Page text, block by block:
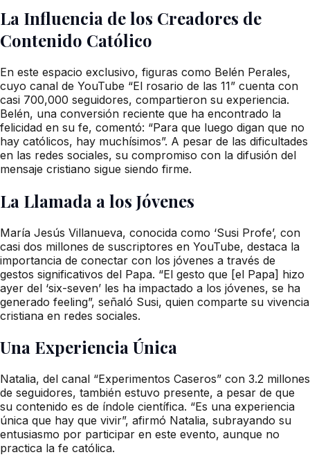
La Influencia de los Creadores de
Contenido Católico
En este espacio exclusivo, figuras como Belén Perales,
cuyo canal de YouTube “El rosario de las 11” cuenta con
casi 700,000 seguidores, compartieron su experiencia.
Belén, una conversión reciente que ha encontrado la
felicidad en su fe, comentó: “Para que luego digan que no
hay católicos, hay muchísimos”. A pesar de las dificultades
en las redes sociales, su compromiso con la difusión del
mensaje cristiano sigue siendo firme.
La Llamada a los Jóvenes
María Jesús Villanueva, conocida como ‘Susi Profe’, con
casi dos millones de suscriptores en YouTube, destaca la
importancia de conectar con los jóvenes a través de
gestos significativos del Papa. “El gesto que [el Papa] hizo
ayer del ‘six-seven’ les ha impactado a los jóvenes, se ha
generado feeling”, señaló Susi, quien comparte su vivencia
cristiana en redes sociales.
Una Experiencia Única
Natalia, del canal “Experimentos Caseros” con 3.2 millones
de seguidores, también estuvo presente, a pesar de que
su contenido es de índole científica. “Es una experiencia
única que hay que vivir”, afirmó Natalia, subrayando su
entusiasmo por participar en este evento, aunque no
practica la fe católica.